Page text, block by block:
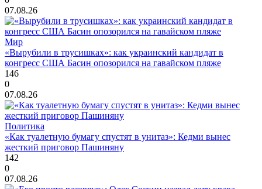
07.08.26
Мир
«Вырубили в трусишках»: как украинский кандидат в
конгресс США Басин опозорился на гавайском пляже
146
0
07.08.26
Политика
«Как туалетную бумагу спустят в унитаз»: Кедми вынес
жесткий приговор Пашиняну
142
0
07.08.26